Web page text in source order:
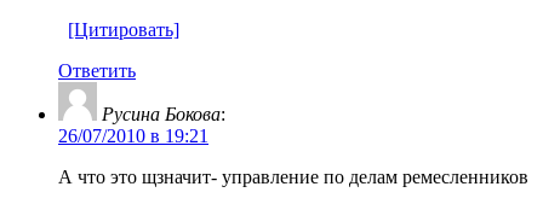
[Цитировать]
Ответить
Русина Бокова:
26/07/2010 в 19:21
А что это щзначит- управление по делам ремесленников